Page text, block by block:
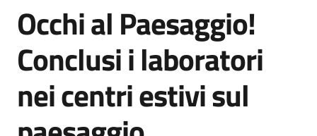
Obiettivi
Pubblicazioni
e
multimedia
Salta al contenuto
Occhi al Paesaggio!
Conclusi i laboratori
nei centri estivi sul